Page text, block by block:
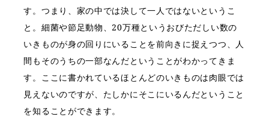
す。つまり、家の中では決して一人ではないというこ
と。細菌や節足動物、20万種というおびただしい数の
いきものが身の回りにいることを前向きに捉えつつ、人
間もそのうちの一部なんだということがわかってきま
す。ここに書かれているほとんどのいきものは肉眼では
見えないのですが、たしかにそこにいるんだということ
を知ることができます。